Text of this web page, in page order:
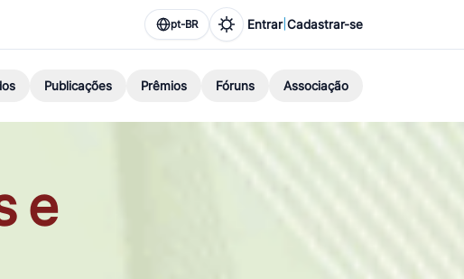
pt-BR Entrar| Cadastrar-se
Publicações Prêmios Fóruns Associação
e